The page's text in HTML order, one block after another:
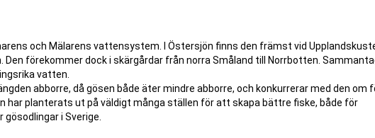
och Mälarens vattensystem. I Östersjön finns den främst vid
Den förekommer dock i skärgårdar från norra Småland till Norrbotten.
vatten.
abborre, då gösen både äter mindre abborre, och konkurrerar med den om
har planterats ut på väldigt många ställen för att skapa bättre fiske, både för
i Sverige.